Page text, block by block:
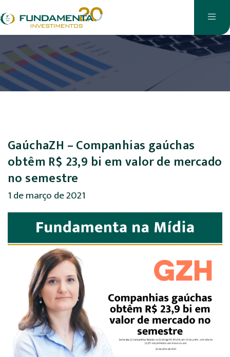
GaúchaZH – Companhias gaúchas
obtêm R$ 23,9 bi em valor de mercado
no semestre
1 de março de 2021